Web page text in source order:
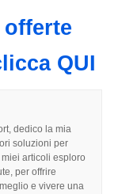
QUI
dedico la mia
soluzioni per
articoli esploro
per offrire
e vivere una